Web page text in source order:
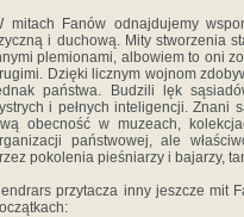
mitach Fanów odnajdujemy
i duchową. Mity stworzenia
plemionami, albowiem to oni
Dzięki licznym wojnom
państwa. Budzili lęk
i pełnych inteligencji. Znani
obecność w muzeach,
państwowej, ale
pokolenia pieśniarzy i bajarzy,
przytacza inny jeszcze mit